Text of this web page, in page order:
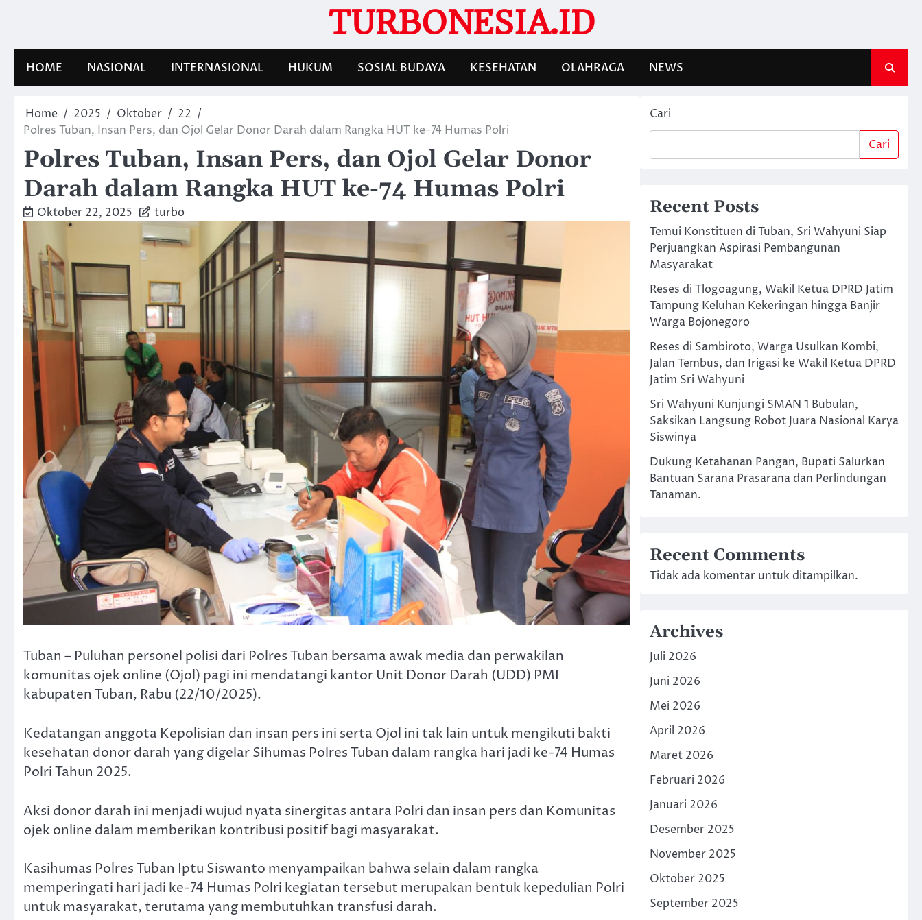
TURBONESIA.ID
HOME NASIONAL INTERNASIONAL HUKUM SOSIAL BUDAYA KESEHATAN OLAHRAGA NEWS
Home 2025 Oktober
22
Polres Tuban, Insan Pers, dan Ojol Gelar Donor Darah dalam Rangka HUT ke-74 Humas Polri
Polres Tuban, Insan Pers, dan Ojol Gelar Donor
Darah dalam Rangka HUT ke-74 Humas Polri
Oktober 22, 2025 turbo
Tuban – Puluhan personel polisi dari Polres Tuban bersama awak media dan perwakilan
komunitas ojek online (Ojol) pagi ini mendatangi kantor Unit Donor Darah (UDD) PMI
kabupaten Tuban, Rabu (22/10/2025).
Kedatangan anggota Kepolisian dan insan pers ini serta Ojol ini tak lain untuk mengikuti bakti
kesehatan donor darah yang digelar Sihumas Polres Tuban dalam rangka hari jadi ke-74 Humas
Polri Tahun 2025.
Aksi donor darah ini menjadi wujud nyata sinergitas antara Polri dan insan pers dan Komunitas
ojek online dalam memberikan kontribusi positif bagi masyarakat.
Kasihumas Polres Tuban Iptu Siswanto menyampaikan bahwa selain dalam rangka
memperingati hari jadi ke-74 Humas Polri kegiatan tersebut merupakan bentuk kepedulian Polri
untuk masyarakat, terutama yang membutuhkan transfusi darah.
Cari
Cari
Recent Posts
Temui Konstituen di Tuban, Sri Wahyuni Siap
Perjuangkan Aspirasi Pembangunan
Masyarakat
Reses di Tlogoagung, Wakil Ketua DPRD Jatim
Tampung Keluhan Kekeringan hingga Banjir
Warga Bojonegoro
Reses di Sambiroto, Warga Usulkan Kombi,
Jalan Tembus, dan Irigasi ke Wakil Ketua DPRD
Jatim Sri Wahyuni
Sri Wahyuni Kunjungi SMAN 1 Bubulan,
Saksikan Langsung Robot Juara Nasional Karya
Siswinya
Dukung Ketahanan Pangan, Bupati Salurkan
Bantuan Sarana Prasarana dan Perlindungan
Tanaman.
Recent Comments
Tidak ada komentar untuk ditampilkan.
Archives
Juli 2026
Juni 2026
Mei 2026
April 2026
Maret 2026
Februari 2026
Januari 2026
Desember 2025
November 2025
Oktober 2025
September 2025